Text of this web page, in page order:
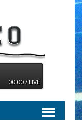
Radio Orinoco -
00:00 / LIVE